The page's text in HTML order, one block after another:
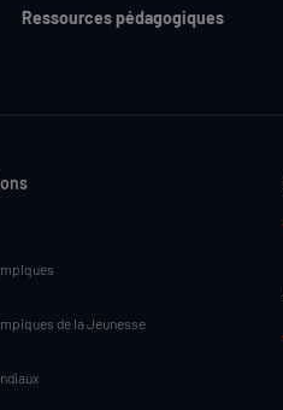
Ressources pédagogiques
de la Jeunesse